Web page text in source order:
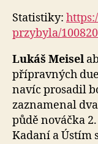
Statistiky:
przybyla/
Lukáš Meisel
přípravných
navíc prosadil
zaznamenal
půdě nováčka
Kadaní a Ústím